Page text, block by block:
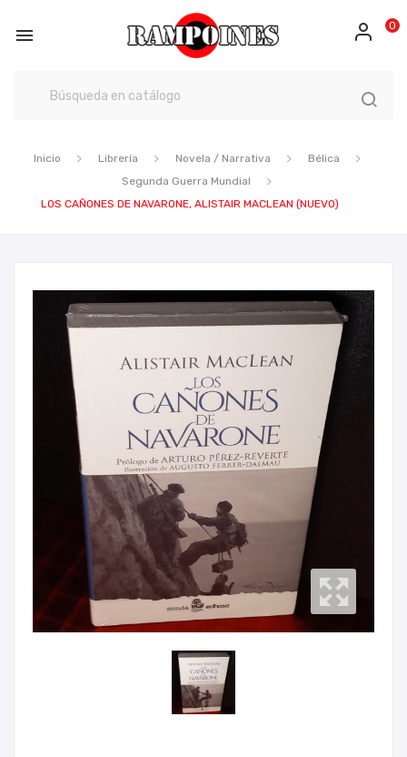
 0
Inicio Librería Novela / Narrativa
Bélica
Segunda Guerra Mundial
LOS CAÑONES DE NAVARONE, ALISTAIR MACLEAN (NUEVO)